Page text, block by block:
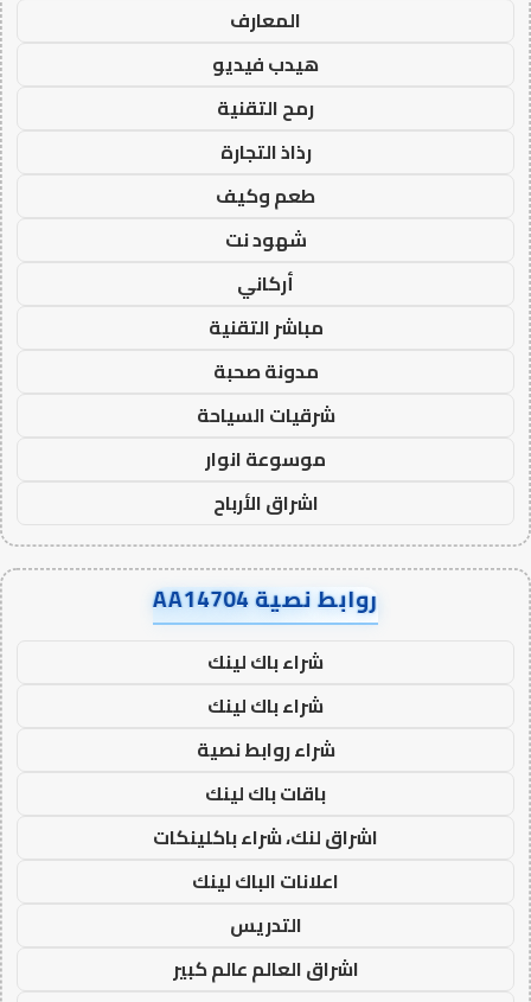
المعارف
هيدب فيديو
رمح التقنية
رذاذ التجارة
طعم وكيف
شهود نت
أركاني
مباشر التقنية
مدونة صحبة
شرقيات السياحة
موسوعة انوار
اشراق الأرباح
روابط نصية AA14704
شراء باك لينك
شراء باك لينك
شراء روابط نصية
باقات باك لينك
اشراق لنك، شراء باكلينكات
اعلانات الباك لينك
التدريس
اشراق العالم عالم كبير